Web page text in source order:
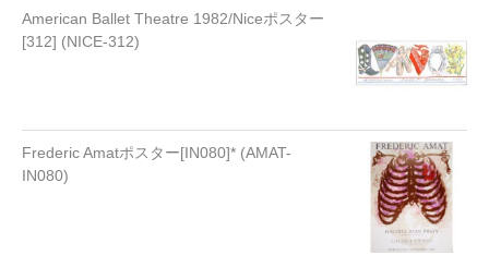
American Ballet Theatre 1982/Niceポスター
[312] (NICE-312)
Frederic Amatポスター[IN080]* (AMAT-
IN080)